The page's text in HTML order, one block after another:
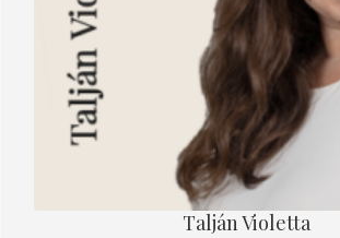
Talján Violetta